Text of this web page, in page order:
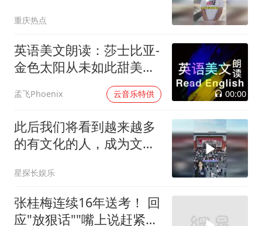
议报考军校”
重庆热点
英语美文朗读：莎士比亚-
金色太阳从未如此甜美吻
孟飞Phoenix 云音乐特供 00:00
此后我们将看到越来越多
的有文化的人，成为文化
星探长娱乐
张桂梅连续16年送考！ 回
应"放狠话""嘴上说赶紧走